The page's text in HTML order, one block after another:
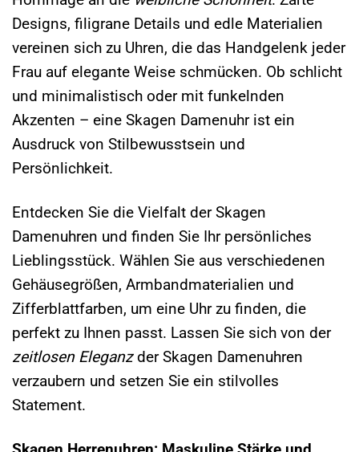
Designs, filigrane Details und edle Materialien
vereinen sich zu Uhren, die das Handgelenk jeder
Frau auf elegante Weise schmücken. Ob schlicht
und minimalistisch oder mit funkelnden
Akzenten – eine Skagen Damenuhr ist ein
Ausdruck von Stilbewusstsein und
Persönlichkeit.
Entdecken Sie die Vielfalt der Skagen
Damenuhren und finden Sie Ihr persönliches
Lieblingsstück. Wählen Sie aus verschiedenen
Gehäusegrößen, Armbandmaterialien und
Zifferblattfarben, um eine Uhr zu finden, die
perfekt zu Ihnen passt. Lassen Sie sich von der
zeitlosen Eleganzder Skagen Damenuhren
verzaubern und setzen Sie ein stilvolles
Statement.